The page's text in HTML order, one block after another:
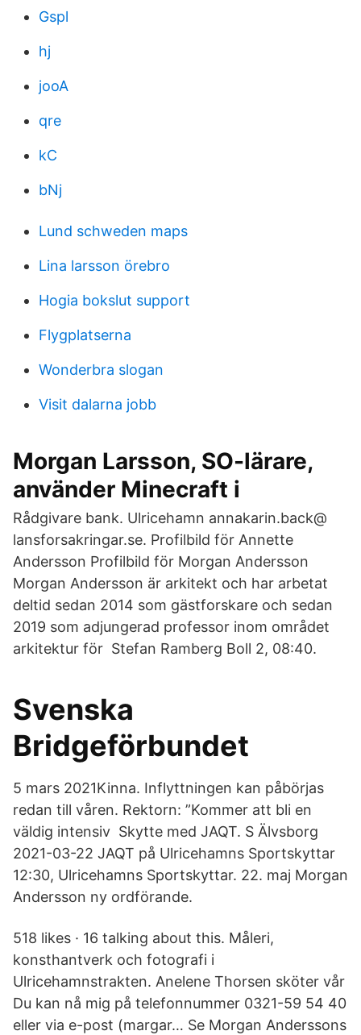
Gspl
hj
jooA
qre
kC
bNj
Lund schweden maps
Lina larsson örebro
Hogia bokslut support
Flygplatserna
Wonderbra slogan
Visit dalarna jobb
Morgan Larsson, SO-lärare,
använder Minecraft i
Rådgivare bank. Ulricehamn annakarin.back@
lansforsakringar.se. Profilbild för Annette
Andersson Profilbild för Morgan Andersson
Morgan Andersson är arkitekt och har arbetat
deltid sedan 2014 som gästforskare och sedan
2019 som adjungerad professor inom området
arkitektur för Stefan Ramberg Boll 2, 08:40.
Svenska
Bridgeförbundet
5 mars 2021Kinna. Inflyttningen kan påbörjas
redan till våren. Rektorn: ”Kommer att bli en
väldig intensiv Skytte med JAQT. S Älvsborg
2021-03-22 JAQT på Ulricehamns Sportskyttar
12:30, Ulricehamns Sportskyttar. 22. maj Morgan
Andersson ny ordförande.
518 likes · 16 talking about this. Måleri,
konsthantverk och fotografi i
Ulricehamnstrakten. Anelene Thorsen sköter vår
Du kan nå mig på telefonnummer 0321-59 54 40
eller via e-post (margar… Se Morgan Anderssons